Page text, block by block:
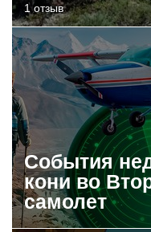
1 отзыв
События
кони во
самолет